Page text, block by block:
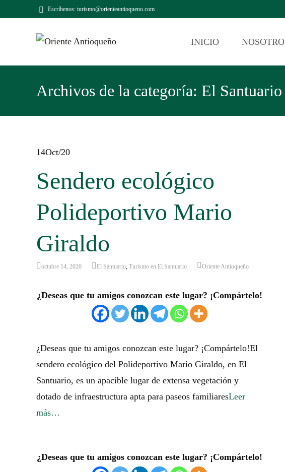
Escríbenos: turismo@orienteantioqueno.com
INICIO
Archivos de la categoría: El Santuario
14Oct/20
Sendero ecológico
Polideportivo Mario
Giraldo
octubre 14, 2020 El Santuario, Turismo en El Santuario Oriente Antioqueño
¿Deseas que tu amigos conozcan este lugar? ¡Compártelo!
¿Deseas que tu amigos conozcan este lugar? ¡Compártelo!El
sendero ecológico del Polideportivo Mario Giraldo, en El
Santuario, es un apacible lugar de extensa vegetación y
dotado de infraestructura apta para paseos familiaresLeer
más…
¿Deseas que tu amigos conozcan este lugar? ¡Compártelo!